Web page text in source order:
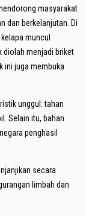
masyarakat
dan berkelanjutan. Di
muncul
diolah menjadi briket
ini juga membuka
unggul: tahan
Selain itu, bahan
penghasil
secara
limbah dan